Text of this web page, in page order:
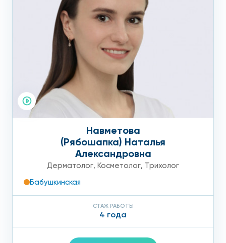
Навметова
(Рябошапка) Наталья
Александровна
Дерматолог, Косметолог, Трихолог
Бабушкинская
СТАЖ РАБОТЫ
4 года